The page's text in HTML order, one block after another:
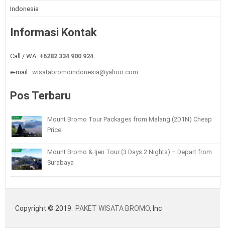
Indonesia
Informasi Kontak
Call / WA: +6282 334 900 924
e-mail : wisatabromoindonesia@yahoo.com
Pos Terbaru
Mount Bromo Tour Packages from Malang (2D1N) Cheap
Price
Mount Bromo & Ijen Tour (3 Days 2 Nights) – Depart from
Surabaya
Copyright © 2019. PAKET WISATA BROMO, Inc